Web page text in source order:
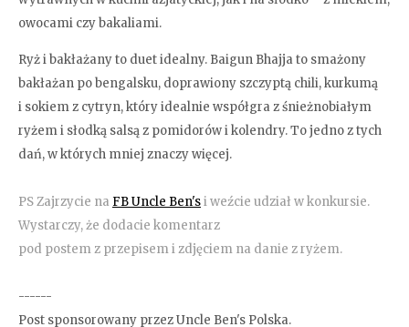
owocami czy bakaliami.
Ryż i bakłażany to duet idealny. Baigun Bhajja to smażony
bakłażan po bengalsku, doprawiony szczyptą chili, kurkumą
i sokiem z cytryn, który idealnie współgra z śnieżnobiałym
ryżem i słodką salsą z pomidorów i kolendry. To jedno z tych
dań, w których mniej znaczy więcej.
PS Zajrzycie na FB Uncle Ben'si weźcie udział w konkursie.
Wystarczy, że dodacie komentarz
pod postem z przepisem i zdjęciem na danie z ryżem.
------
Post sponsorowany przez Uncle Ben's Polska.